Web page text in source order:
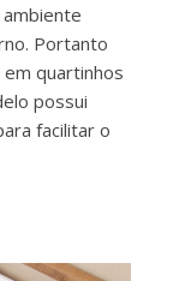
Portanto
quartinhos
possui
facilitar o